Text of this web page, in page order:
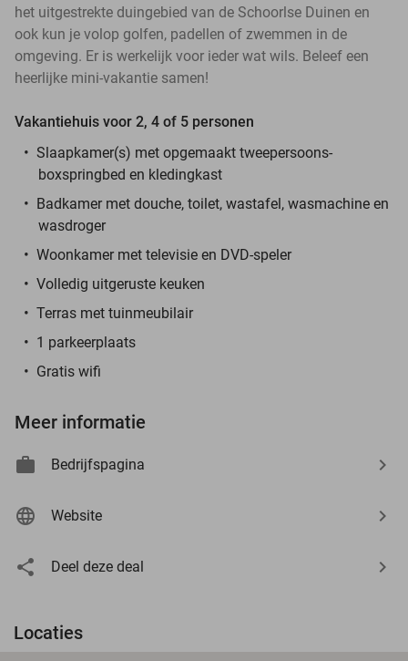
het uitgestrekte duingebied van de Schoorlse Duinen en
ook kun je volop golfen, padellen of zwemmen in de
omgeving. Er is werkelijk voor ieder wat wils. Beleef een
heerlijke mini-vakantie samen!
Vakantiehuis voor 2, 4 of 5 personen
Slaapkamer(s) met opgemaakt tweepersoons-
boxspringbed en kledingkast
Badkamer met douche, toilet, wastafel, wasmachine en
wasdroger
Woonkamer met televisie en DVD-speler
Volledig uitgeruste keuken
Terras met tuinmeubilair
1 parkeerplaats
Gratis wifi
Meer informatie
Bedrijfspagina
Website
Deel deze deal
Locaties